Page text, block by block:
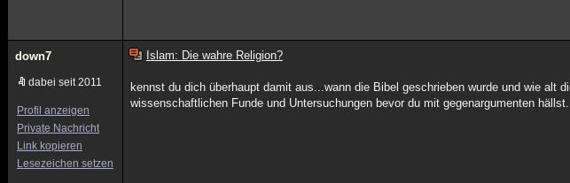
down7
dabei seit 2011
Profil anzeigen
Private Nachricht
Link kopieren
Lesezeichen setzen
Islam: Die wahre Religion?
kennst du dich überhaupt damit aus...wann die Bibel geschrieben wurde und wie alt
wissenschaftlichen Funde und Untersuchungen bevor du mit gegenargumenten